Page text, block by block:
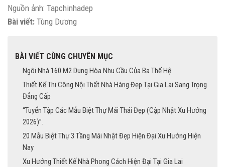
Nguồn ảnh: Tapchinhadep
Bài viết: Tùng Dương
BÀI VIẾT CÙNG CHUYÊN MỤC
Ngôi Nhà 160 M2 Dung Hòa Nhu Cầu Của Ba Thế Hệ
Thiết Kế Thi Công Nội Thất Nhà Hàng Đẹp Tại Gia Lai Sang Trọng
Đẳng Cấp
“Tuyển Tập Các Mẫu Biệt Thự Mái Thái Đẹp (Cập Nhật Xu Hướng
2026)”.
20 Mẫu Biệt Thự 3 Tầng Mái Nhật Đẹp Hiện Đại Xu Hướng Hiện
Nay
Xu Hướng Thiết Kế Nhà Phong Cách Hiện Đại Tại Gia Lai